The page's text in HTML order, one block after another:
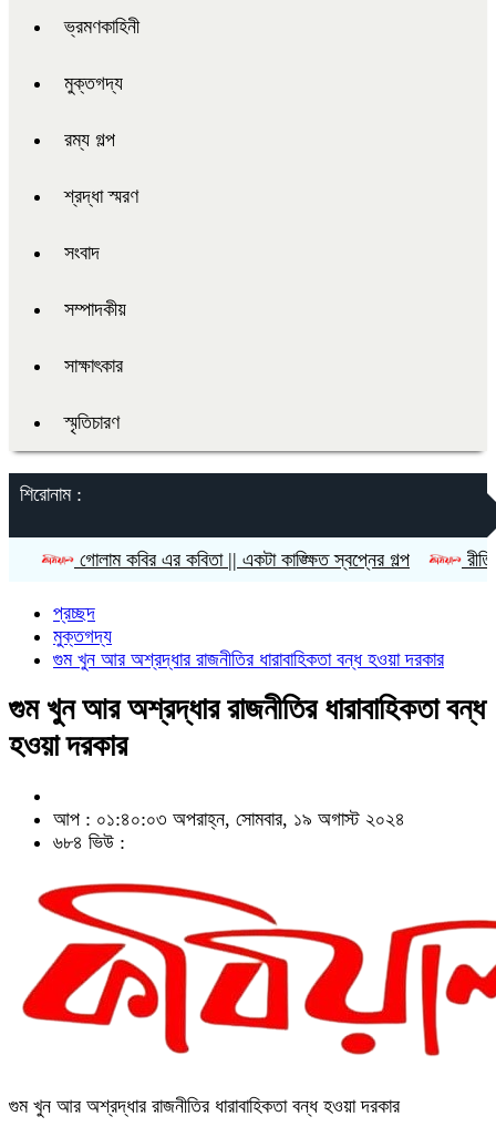
ভ্রমণকাহিনী
মুক্তগদ্য
রম্য গল্প
শ্রদ্ধা স্মরণ
সংবাদ
সম্পাদকীয়
সাক্ষাৎকার
স্মৃতিচারণ
শিরোনাম :
গোলাম কবির এর কবিতা || একটা কাঙ্ক্ষিত স্বপ্নের গল্প রীতি চাকমা’র
প্রচ্ছদ
মুক্তগদ্য
গুম খুন আর অশ্রদ্ধার রাজনীতির ধারাবাহিকতা বন্ধ হওয়া দরকার
গুম খুন আর অশ্রদ্ধার রাজনীতির ধারাবাহিকতা বন্ধ
হওয়া দরকার
আপ : ০১:৪০:০৩ অপরাহ্ন, সোমবার, ১৯ অগাস্ট ২০২৪
৬৮৪ ভিউ :
গুম খুন আর অশ্রদ্ধার রাজনীতির ধারাবাহিকতা বন্ধ হওয়া দরকার